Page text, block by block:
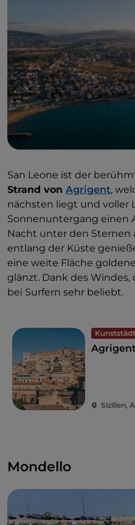
San Leone ist der
Strand von Agrigent,
nächsten liegt und voller
Sonnenuntergang einen
Nacht unter den Sternen
entlang der Küste
eine weite Fläche
glänzt. Dank des
bei Surfern sehr beliebt.
Agrigent
Sizilien,
Mondello